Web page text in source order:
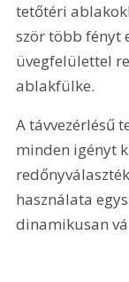
tetőtéri
ször több fényt
üvegfelülettel
ablakfülke.
A távvezérlésű
minden igényt
használata
dinamikusan